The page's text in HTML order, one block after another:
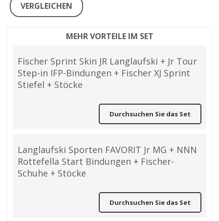
VERGLEICHEN
MEHR VORTEILE IM SET
Fischer Sprint Skin JR Langlaufski + Jr Tour
Step-in IFP-Bindungen + Fischer XJ Sprint
Stiefel + Stöcke
Durchsuchen Sie das Set
Langlaufski Sporten FAVORIT Jr MG + NNN
Rottefella Start Bindungen + Fischer-
Schuhe + Stöcke
Durchsuchen Sie das Set